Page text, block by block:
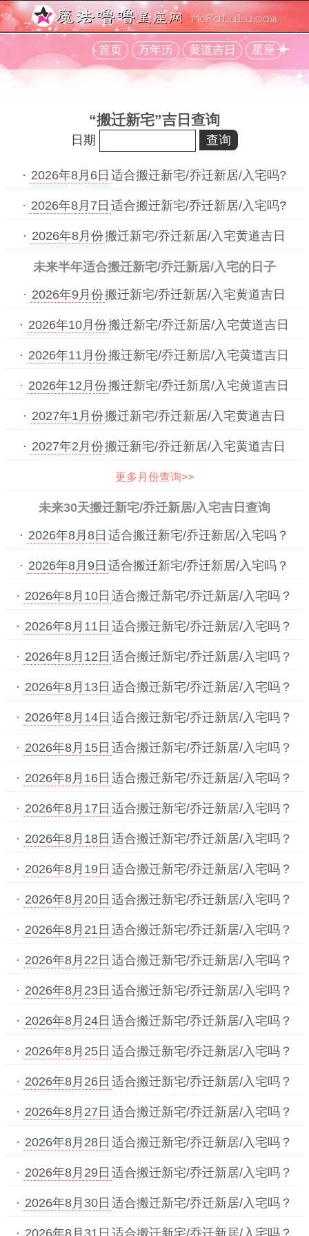
首页 万年历 黄道吉日 星座
“搬迁新宅”吉日查询
日期
· 2026年8月6日 适合搬迁新宅/乔迁新居/入宅吗?
· 2026年8月7日 适合搬迁新宅/乔迁新居/入宅吗?
· 2026年8月份搬迁新宅/乔迁新居/入宅黄道吉日
未来半年适合搬迁新宅/乔迁新居/入宅的日子
· 2026年9月份搬迁新宅/乔迁新居/入宅黄道吉日
· 2026年10月份搬迁新宅/乔迁新居/入宅黄道吉日
· 2026年11月份搬迁新宅/乔迁新居/入宅黄道吉日
· 2026年12月份搬迁新宅/乔迁新居/入宅黄道吉日
· 2027年1月份搬迁新宅/乔迁新居/入宅黄道吉日
· 2027年2月份搬迁新宅/乔迁新居/入宅黄道吉日
更多月份查询>>
未来30天搬迁新宅/乔迁新居/入宅吉日查询
· 2026年8月8日 适合搬迁新宅/乔迁新居/入宅吗？
· 2026年8月9日 适合搬迁新宅/乔迁新居/入宅吗？
· 2026年8月10日 适合搬迁新宅/乔迁新居/入宅吗？
· 2026年8月11日 适合搬迁新宅/乔迁新居/入宅吗？
· 2026年8月12日 适合搬迁新宅/乔迁新居/入宅吗？
· 2026年8月13日 适合搬迁新宅/乔迁新居/入宅吗？
· 2026年8月14日 适合搬迁新宅/乔迁新居/入宅吗？
· 2026年8月15日 适合搬迁新宅/乔迁新居/入宅吗？
· 2026年8月16日 适合搬迁新宅/乔迁新居/入宅吗？
· 2026年8月17日 适合搬迁新宅/乔迁新居/入宅吗？
· 2026年8月18日 适合搬迁新宅/乔迁新居/入宅吗？
· 2026年8月19日 适合搬迁新宅/乔迁新居/入宅吗？
· 2026年8月20日 适合搬迁新宅/乔迁新居/入宅吗？
· 2026年8月21日 适合搬迁新宅/乔迁新居/入宅吗？
· 2026年8月22日 适合搬迁新宅/乔迁新居/入宅吗？
· 2026年8月23日 适合搬迁新宅/乔迁新居/入宅吗？
· 2026年8月24日 适合搬迁新宅/乔迁新居/入宅吗？
· 2026年8月25日 适合搬迁新宅/乔迁新居/入宅吗？
· 2026年8月26日 适合搬迁新宅/乔迁新居/入宅吗？
· 2026年8月27日 适合搬迁新宅/乔迁新居/入宅吗？
· 2026年8月28日 适合搬迁新宅/乔迁新居/入宅吗？
· 2026年8月29日 适合搬迁新宅/乔迁新居/入宅吗？
· 2026年8月30日 适合搬迁新宅/乔迁新居/入宅吗？
· 2026年8月31日 适合搬迁新宅/乔迁新居/入宅吗？